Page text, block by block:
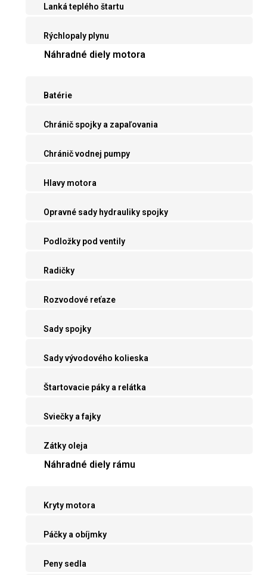
Lanká teplého štartu
Rýchlopaly plynu
Náhradné diely motora
Batérie
Chránič spojky a zapaľovania
Chránič vodnej pumpy
Hlavy motora
Opravné sady hydrauliky spojky
Podložky pod ventily
Radičky
Rozvodové reťaze
Sady spojky
Sady vývodového kolieska
Štartovacie páky a relátka
Sviečky a fajky
Zátky oleja
Náhradné diely rámu
Kryty motora
Páčky a obíjmky
Peny sedla